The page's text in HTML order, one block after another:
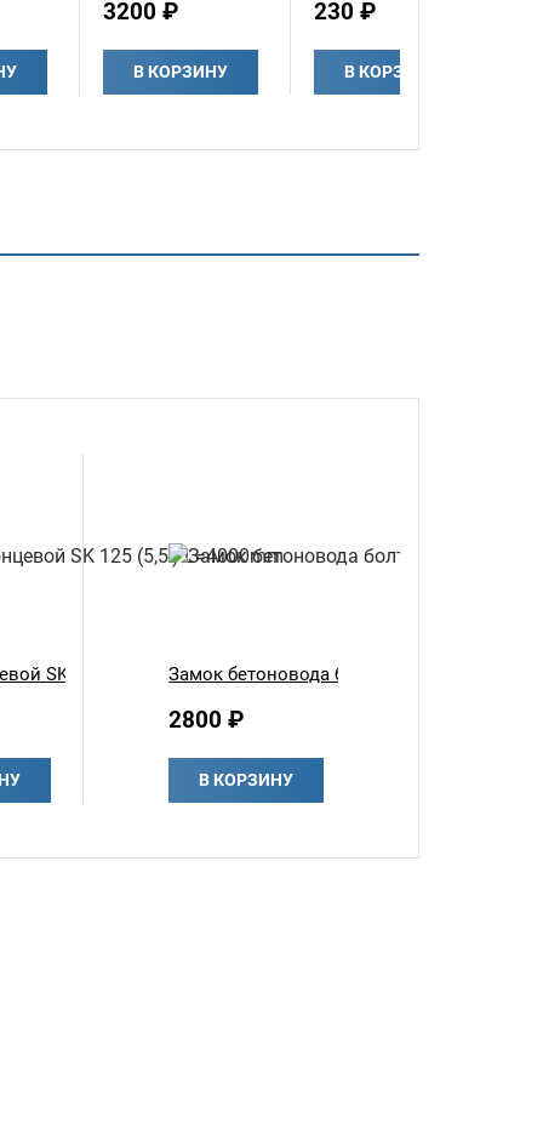
3200 ₽
В КОРЗИНУ
230 ₽
В КОРЗИНУ
SK 125 (5,5') L=4000mmЗамок бетоновода болтовой SK 125 (5.5')
2800 ₽
В КОРЗИНУ